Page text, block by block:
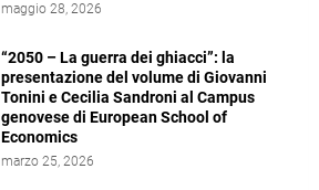
maggio 28, 2026
“2050 – La guerra dei ghiacci”: la
presentazione del volume di Giovanni
Tonini e Cecilia Sandroni al Campus
genovese di European School of
Economics
marzo 25, 2026